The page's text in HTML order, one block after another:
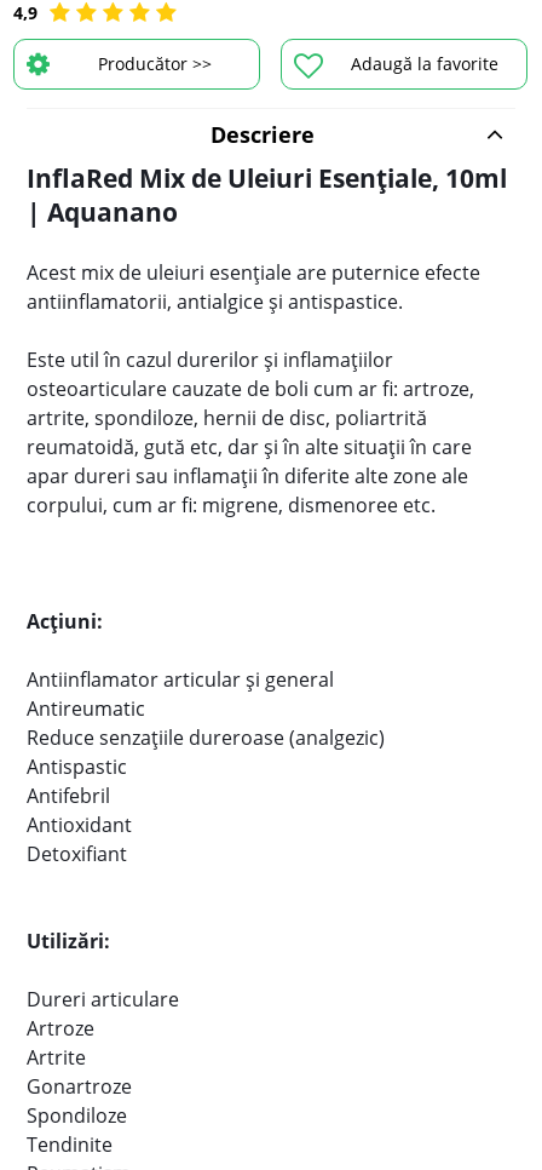
4,9
Adaugă la favorite
Producător >>
Descriere
InflaRed Mix de Uleiuri Esențiale, 10ml
| Aquanano
Acest mix de uleiuri esenţiale are puternice efecte
antiinflamatorii, antialgice şi antispastice.
Este util în cazul durerilor şi inflamaţiilor
osteoarticulare cauzate de boli cum ar fi: artroze,
artrite, spondiloze, hernii de disc, poliartrită
reumatoidă, gută etc, dar şi în alte situaţii în care
apar dureri sau inflamaţii în diferite alte zone ale
corpului, cum ar fi: migrene, dismenoree etc.
Acţiuni:
Antiinflamator articular şi general
Antireumatic
Reduce senzaţiile dureroase (analgezic)
Antispastic
Antifebril
Antioxidant
Detoxifiant
Utilizări:
Dureri articulare
Artroze
Artrite
Gonartroze
Spondiloze
Tendinite